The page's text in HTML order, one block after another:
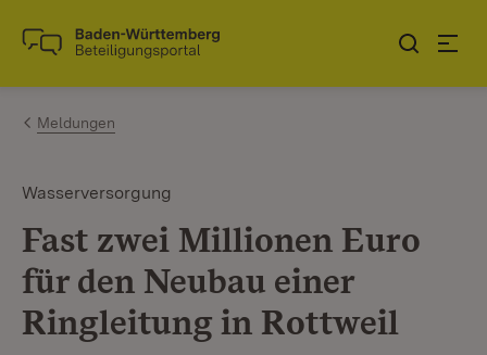
Zum Inhalt springen
Link zur Startseite
Meldungen
Wasserversorgung
Fast zwei Millionen Euro
für den Neubau einer
Ringleitung in Rottweil